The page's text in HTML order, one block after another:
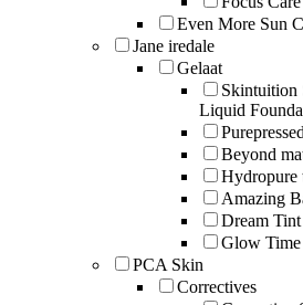
Even More Sun
Jane iredale
Gelaat
Skintuition
Liquid
Beyond
Hydropure
Amazing
Dream
Glow
PCA Skin
Correctives